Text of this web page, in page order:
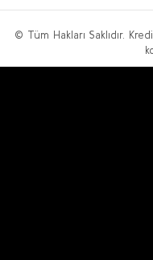
© Tüm Hakları Saklıdır.